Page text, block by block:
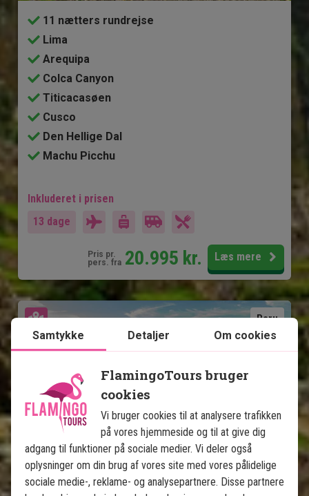
11 nætters rundrejse
Lima
Arequipa
Colca Canyon
Titicacasøen
Cusco
Den Hellige Dal
Machu Picchu
Inkluderet i prisen
13 dage
Pris pr.
pers. fra 20.995 kr. Læs mere
Peru
Se kort
Historiske Peru med Amazonas
Samtykke Detaljer Om cookies
FlamingoTours bruger
cookies
Vi bruger cookies til at analysere trafikken
på vores hjemmeside og til at give dig
adgang til funktioner på sociale medier. Vi deler også
oplysninger om din brug af vores site med vores pålidelige
sociale medie-, reklame- og analysepartnere. Disse partnere